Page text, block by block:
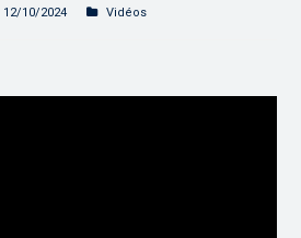
12/10/2024
Vidéos